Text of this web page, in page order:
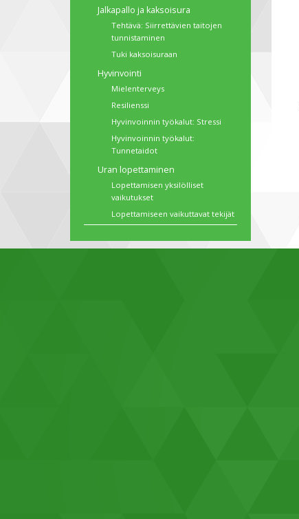
Jalkapallo ja kaksoisura
Tehtävä: Siirrettävien taitojen
tunnistaminen
Tuki kaksoisuraan
Hyvinvointi
Mielenterveys
Resilienssi
Hyvinvoinnin työkalut: Stressi
Hyvinvoinnin työkalut:
Tunnetaidot
Uran lopettaminen
Lopettamisen yksilölliset
vaikutukset
Lopettamiseen vaikuttavat tekijät